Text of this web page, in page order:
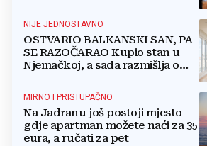
NIJE JEDNOSTAVNO
OSTVARIO BALKANSKI SAN, PA
SE RAZOČARAO Kupio stan u
Njemačkoj, a sada razmišlja o
MIRNO I PRISTUPAČNO
Na Jadranu još postoji mjesto
gdje apartman možete naći za 35
eura, a ručati za pet